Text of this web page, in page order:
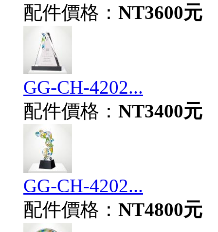
配件價格： NT3600元
GG-CH-4202...
配件價格： NT3400元
GG-CH-4202...
配件價格： NT4800元